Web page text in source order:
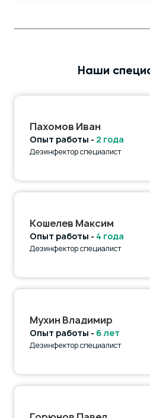
Наши
Пахомов Иван
Опыт работы - 2 года
Дезинфектор специалист
Кошелев Максим
Опыт работы - 4 года
Дезинфектор специалист
Мухин Владимир
Опыт работы - 6 лет
Дезинфектор специалист